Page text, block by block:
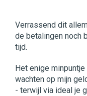
Verrassend dit
de betalingen noch
tijd.
Het enige
wachten op mijn
- terwijl via ideal je